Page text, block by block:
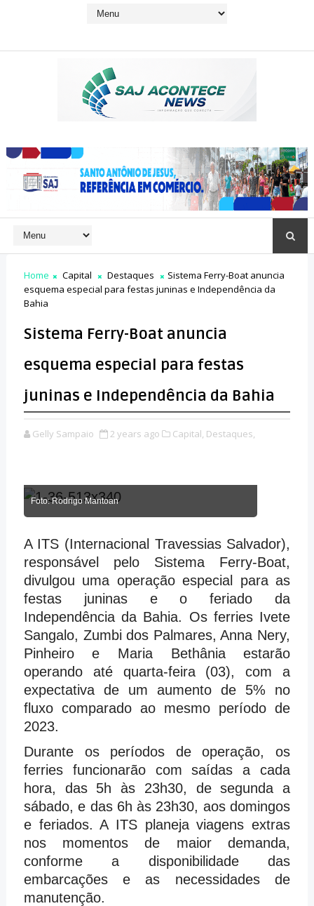
Home Capital Destaques
Sistema Ferry-Boat anuncia
esquema especial para festas juninas e Independência da
Bahia
Sistema Ferry-Boat anuncia
esquema especial para festas
juninas e Independência da Bahia
Gelly Sampaio 2 years ago Capital, Destaques,
Foto: Rodrigo Mantoan
A ITS (Internacional Travessias Salvador),
responsável pelo Sistema Ferry-Boat,
divulgou uma operação especial para as
festas juninas e o feriado da
Independência da Bahia. Os ferries Ivete
Sangalo, Zumbi dos Palmares, Anna Nery,
Pinheiro e Maria Bethânia estarão
operando até quarta-feira (03), com a
expectativa de um aumento de 5% no
fluxo comparado ao mesmo período de
2023.
Durante os períodos de operação, os
ferries funcionarão com saídas a cada
hora, das 5h às 23h30, de segunda a
sábado, e das 6h às 23h30, aos domingos
e feriados. A ITS planeja viagens extras
nos momentos de maior demanda,
conforme a disponibilidade das
embarcações e as necessidades de
manutenção.